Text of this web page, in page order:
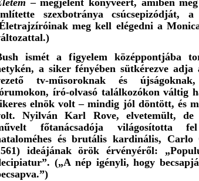
szexbotránya csúcsepizódját, a
meg kell elégedni a
ismét a figyelem középpontjába
a siker fényében sütkérezve
tv-műsoroknak és
író-olvasó találkozókon váltig
elnök volt – mindig jól döntött, és
Nyilván Karl Rove, elvetemült, de
főtanácsadója világosította
és brutális kardinális, Carlo
ideájának örök érvényéről:
(„A nép igényli, hogy